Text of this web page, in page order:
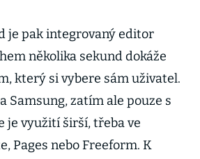
je pak integrovaný editor
několika sekund dokáže
který si vybere sám uživatel.
Samsung, zatím ale pouze s
je využití širší, třeba ve
Pages nebo Freeform. K